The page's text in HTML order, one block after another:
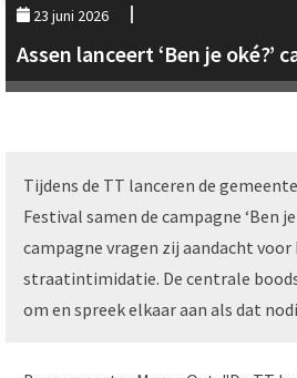
23 juni 2026
Assen lanceert ‘Ben je oké?’
Tijdens de TT lanceren de
Festival samen de campagne ‘Ben je
campagne vragen zij aandacht
straatintimidatie. De centrale
om en spreek elkaar aan als dat